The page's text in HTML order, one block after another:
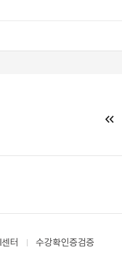
터 수강확인증검증